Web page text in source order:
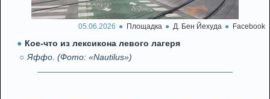
05.06.2026 Площадка Д. Бен Йехуда Facebook
Кое-что из лексикона левого лагеря
Яффо. (Фото: «Nautilus»)